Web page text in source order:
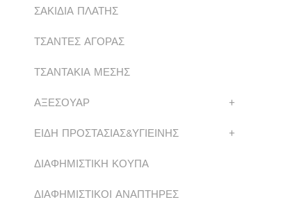
ΣΑΚΙΔΙΑ ΠΛΑΤΗΣ
ΤΣΑΝΤΕΣ ΑΓΟΡΑΣ
ΤΣΑΝΤΑΚΙΑ ΜΕΣΗΣ
ΑΞΕΣΟΥΑΡ +
ΕΙΔΗ ΠΡΟΣΤΑΣΙΑΣ&ΥΓΙΕΙΝΗΣ +
ΔΙΑΦΗΜΙΣΤΙΚΗ ΚΟΥΠΑ
ΔΙΑΦΗΜΙΣΤΙΚΟΙ ΑΝΑΠΤΗΡΕΣ